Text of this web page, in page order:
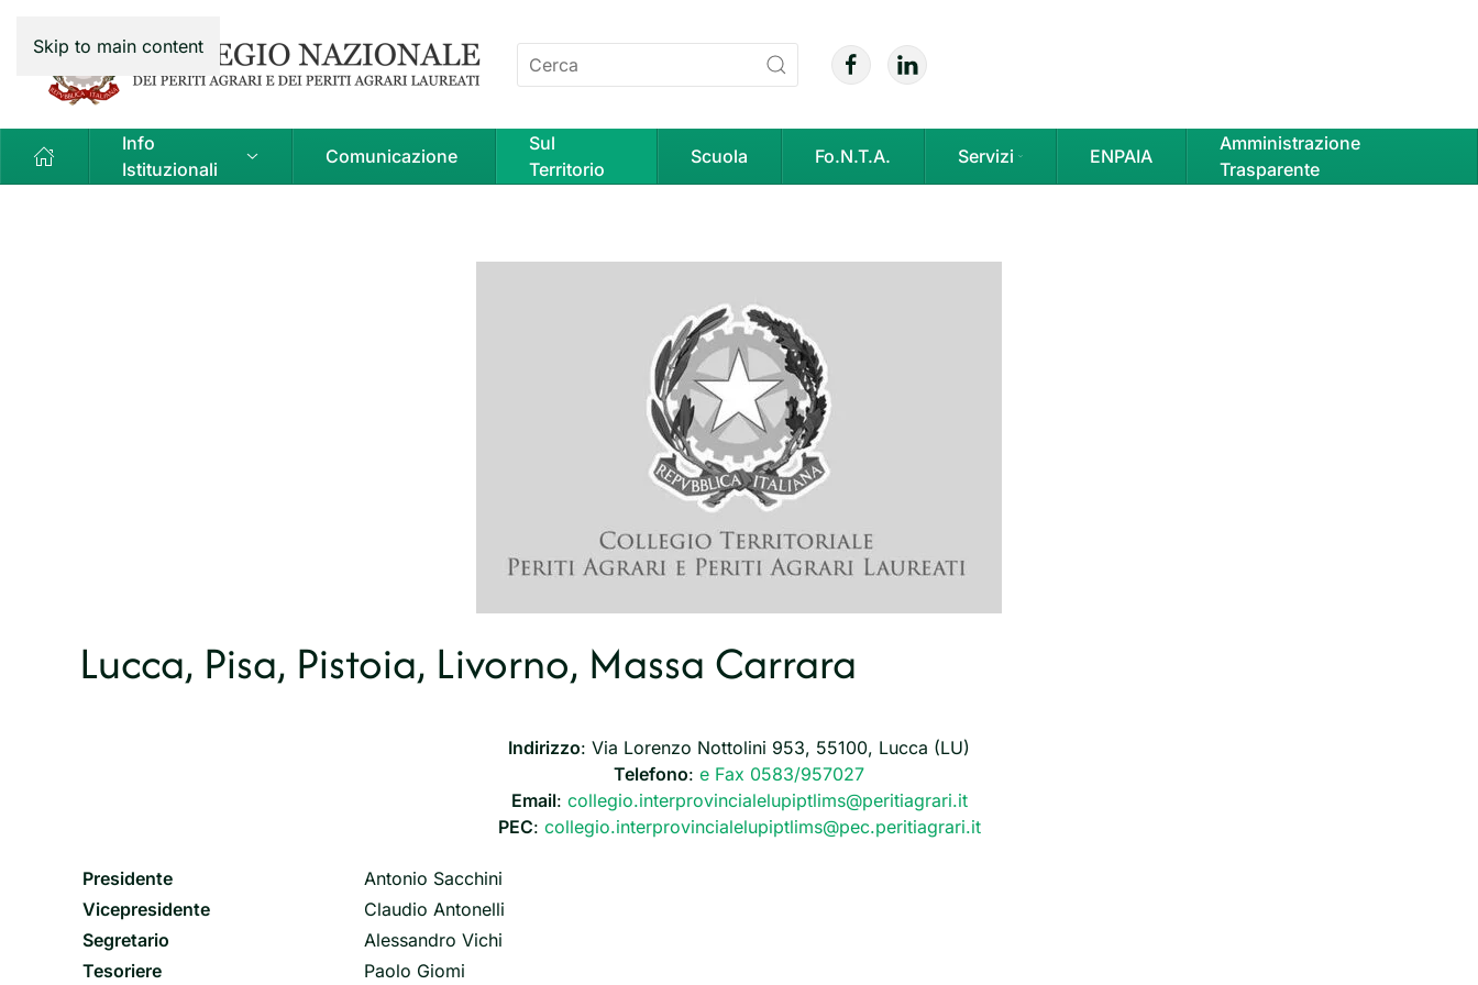
Skip to main content
Info
Istituzionali
Comunicazione
Sul
Territorio
Scuola Fo.N.T.A. Servizi ENPAIA
Amministrazione
Trasparente
Lucca, Pisa, Pistoia, Livorno, Massa Carrara
Indirizzo: Via Lorenzo Nottolini 953, 55100, Lucca (LU)
Telefono: e Fax 0583/957027
Email: collegio.interprovincialelupiptlims@peritiagrari.it
PEC: collegio.interprovincialelupiptlims@pec.peritiagrari.it
Presidente
Antonio Sacchini
Vicepresidente
Claudio Antonelli
Segretario
Alessandro Vichi
Tesoriere
Paolo Giomi